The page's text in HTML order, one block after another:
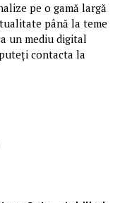
pe o gamă largă
până la teme
un mediu digital
contacta la